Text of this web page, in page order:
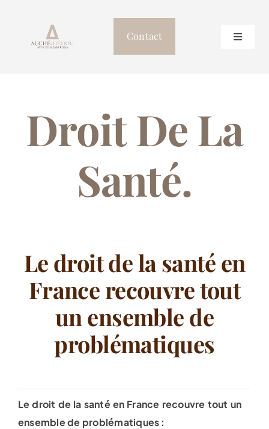
contenu
Contact
Toggle
Professionnels de Santé
Droit De La
Santé.
Le droit de la santéen
France recouvre tout
un ensemble de
problématiques
Le droit de la santé en France recouvre tout un
ensemble de problématiques :